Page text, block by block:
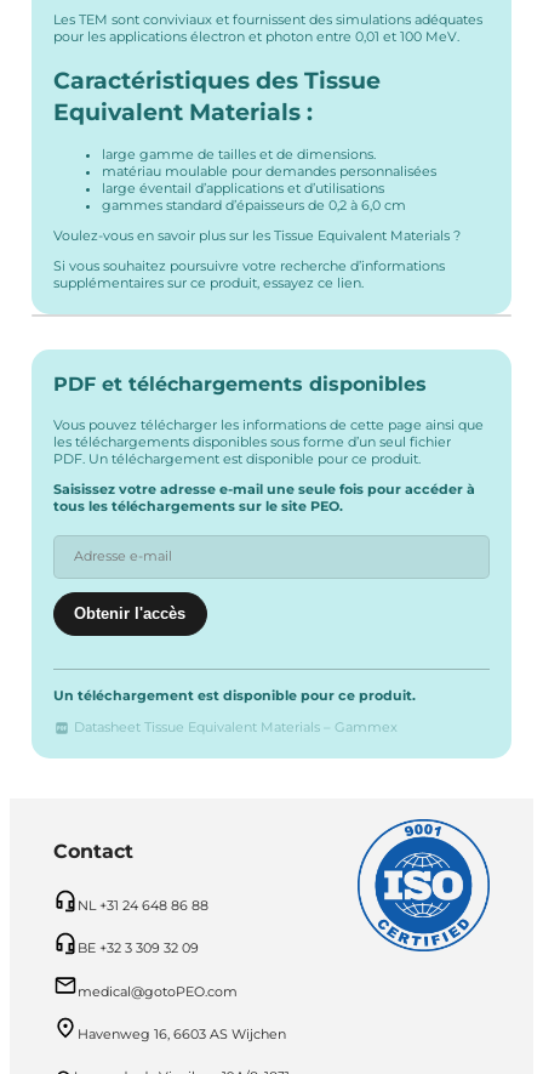
Les TEM sont conviviaux et fournissent des simulations adéquates
pour les applications électron et photon entre 0,01 et 100 MeV.
Caractéristiques des Tissue
Equivalent Materials :
large gamme de tailles et de dimensions.
matériau moulable pour demandes personnalisées
large éventail d’applications et d’utilisations
gammes standard d’épaisseurs de 0,2 à 6,0 cm
Voulez-vous en savoir plus sur les Tissue Equivalent Materials ?
Si vous souhaitez poursuivre votre recherche d’informations
supplémentaires sur ce produit, essayez ce lien.
PDF et téléchargements disponibles
Vous pouvez télécharger les informations de cette page ainsi que
les téléchargements disponibles sous forme d’un seul fichier
PDF. Un téléchargement est disponible pour ce produit.
Saisissez votre adresse e-mail une seule fois pour accéder à
tous les téléchargements sur le site PEO.
Un téléchargement est disponible pour ce produit.
Datasheet Tissue Equivalent Materials – Gammex
Contact
NL +31 24 648 86 88
BE +32 3 309 32 09
medical@gotoPEO.com
Havenweg 16, 6603 AS Wijchen